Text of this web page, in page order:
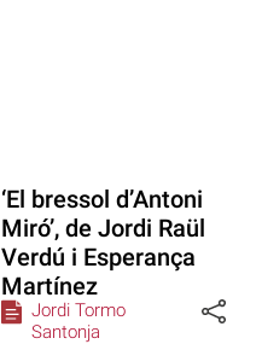
‘El bressol d’Antoni
Miró’, de Jordi Raül
Verdú i Esperança
Martínez
Jordi Tormo
Santonja